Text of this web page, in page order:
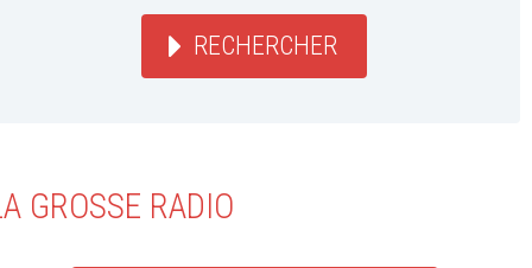
RECHERCHER
GROSSE RADIO